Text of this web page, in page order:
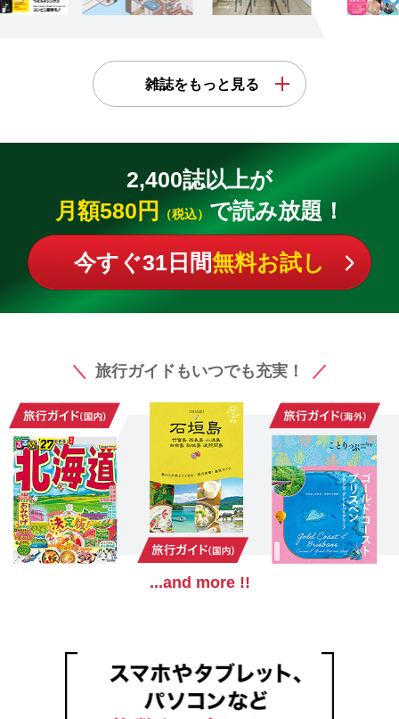
雑誌をもっと見る
2,400誌以上が
月額580円
（税込） で読み放題！
今すぐ31日間無料お試し
旅行ガイドもいつでも充実！
...and more !!